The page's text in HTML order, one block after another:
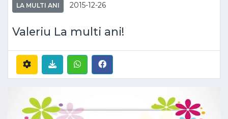
LA MULTI ANI 2015-12-26
Valeriu La multi ani!